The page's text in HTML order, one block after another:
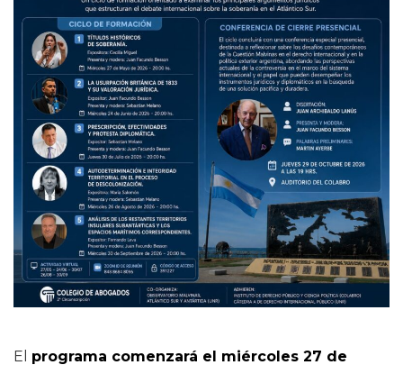
El programa comenzará el miércoles 27 de